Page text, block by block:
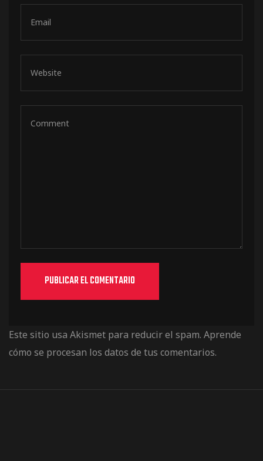
Este sitio usa Akismet para reducir el spam. Aprende
cómo se procesan los datos de tus comentarios.